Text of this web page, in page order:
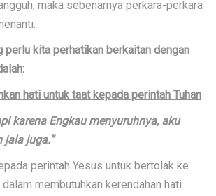
maka sebenarnya perkara-perkara
perlu kita perhatikan berkaitan dengan
hati untuk taat kepada perintah Tuhan
karena Engkau menyuruhnya, aku
jala juga.”
perintah Yesus untuk bertolak ke
membutuhkan kerendahan hati